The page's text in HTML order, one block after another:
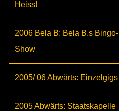
Heiss!
2006 Bela B: Bela B.s Bingo-
Show
2005/ 06 Abwärts: Einzelgigs
2005 Abwärts: Staatskapelle